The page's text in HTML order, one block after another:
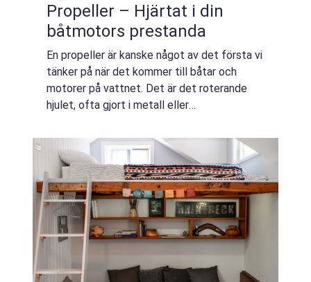
Propeller – Hjärtat i din
båtmotors prestanda
En propeller är kanske något av det första vi
tänker på när det kommer till båtar och
motorer på vattnet. Det är det roterande
hjulet, ofta gjort i metall eller